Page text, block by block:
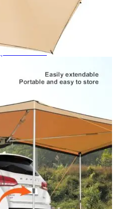
Mercedes Sprinter
Passat B5
Passat B5 5
Passat B8
Skoda Fabia 1
Skoda Fabia 2
Skoda Octavia 1
Skoda Octavia 2
Skoda Octavia 3
Skoda Rapid
Skoda Superb 1
Skoda Superb 2
Avensis T25